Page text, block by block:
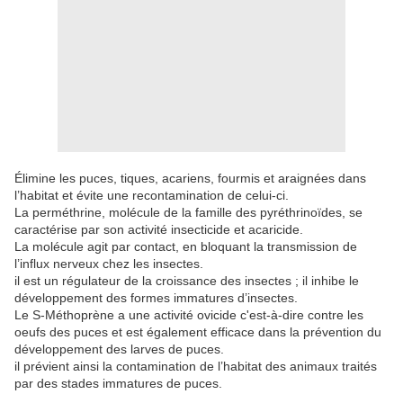
Élimine les puces, tiques, acariens, fourmis et araignées dans
l’habitat et évite une recontamination de celui-ci.
La perméthrine, molécule de la famille des pyréthrinoïdes, se
caractérise par son activité insecticide et acaricide.
La molécule agit par contact, en bloquant la transmission de
l’influx nerveux chez les insectes.
il est un régulateur de la croissance des insectes ; il inhibe le
développement des formes immatures d’insectes.
Le S-Méthoprène a une activité ovicide c'est-à-dire contre les
oeufs des puces et est également efficace dans la prévention du
développement des larves de puces.
il prévient ainsi la contamination de l’habitat des animaux traités
par des stades immatures de puces.